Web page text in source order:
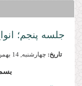
جلسه پنجم؛
تاریخ: چهارشنبه, 14 بهمن, 1388